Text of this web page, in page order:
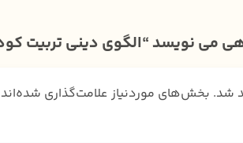
می نویسد “الگوی دینی تربیت
شد. بخش‌های موردنیاز علامت‌گذاری شده‌اند